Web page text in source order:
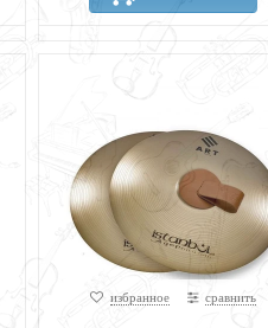
избранное сравнить